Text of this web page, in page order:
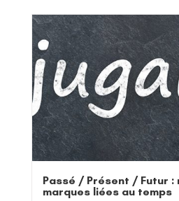
Passé / Présent / Futur :
marques liées au temps